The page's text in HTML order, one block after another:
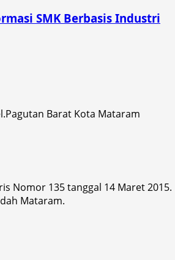
SMK Berbasis Industri
Barat Kota Mataram
Nomor 135 tanggal 14 Maret 2015.
Mataram.